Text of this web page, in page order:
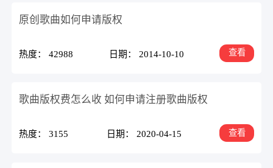
原创歌曲如何申请版权
热度： 42988 日期： 2014-10-10 查看
歌曲版权费怎么收 如何申请注册歌曲版权
热度： 3155 日期： 2020-04-15 查看